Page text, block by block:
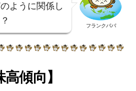
ように関係し
フランクパパ
傾向】